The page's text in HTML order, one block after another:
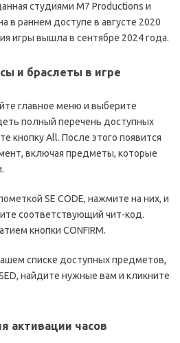
студиями M7 Productions и
в раннем доступе в августе 2020
игры вышла в сентябре 2024 года.
и браслеты в игре
главное меню и выберите
полный перечень доступных
кнопку All. После этого появится
включая предметы, которые
SE CODE, нажмите на них, и
соответствующий чит-код.
кнопки CONFIRM.
списке доступных предметов,
найдите нужные вам и кликните
активации часов